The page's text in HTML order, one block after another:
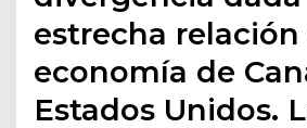
estrecha
economía de
Estados Unidos.